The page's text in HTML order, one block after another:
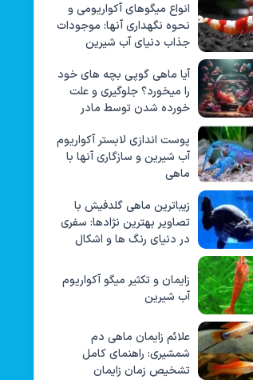
انواع میگوهای آکواریومی و
نحوه نگهداری آنها: موجودات
جذاب دنیای آب شیرین
آیا ماهی گوپی بچه های خود
را میخورد؟ جلوگیری و علت
خورده شدن توسط مادر
پوست اندازی لابستر آکواریوم
آب شیرین و سازگاری آنها با
ماهی
زیباترین ماهی گلدفیش با
تصاویر بهترین نژادها: سفری
در دنیای رنگ ها و اشکال
زایمان و تکثیر میگو آکواریوم
آب شیرین
علائم زایمان ماهی دم
شمشیری: راهنمای کامل
تشخیص زمان زایمان